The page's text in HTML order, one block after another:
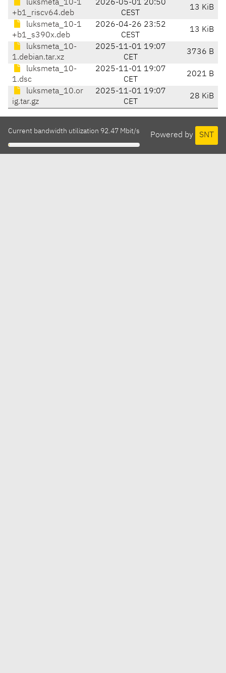
luksmeta_10-1
+b1_riscv64.deb
2026-05-01 20:50
CEST
13 KiB
luksmeta_10-1
+b1_s390x.deb
2026-04-26 23:52
CEST
13 KiB
luksmeta_10-
1.debian.tar.xz
2025-11-01 19:07
CET
3736 B
luksmeta_10-
1.dsc
2025-11-01 19:07
CET
2021 B
luksmeta_10.or
ig.tar.gz
2025-11-01 19:07
CET
28 KiB
Powered by SNT
Current bandwidth utilization 92.47 Mbit/s